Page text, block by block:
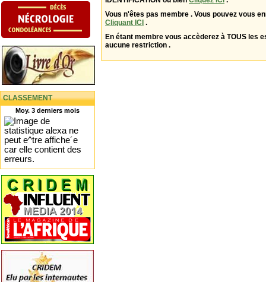
CLASSEMENT
Moy. 3 derniers mois
Vous n'êtes pas membre . Vous pouvez vous
Cliquant ICI .
En étant membre vous accèderez à TOUS les
aucune restriction .